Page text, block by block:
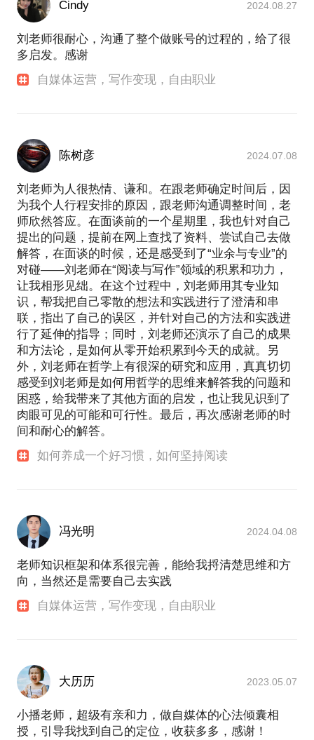
Cindy 2024.08.27
刘老师很耐心，沟通了整个做账号的过程的，给了很
多启发。感谢
自媒体运营，写作变现，自由职业
陈树彦 2024.07.08
刘老师为人很热情、谦和。在跟老师确定时间后，因
为我个人行程安排的原因，跟老师沟通调整时间，老
师欣然答应。在面谈前的一个星期里，我也针对自己
提出的问题，提前在网上查找了资料、尝试自己去做
解答，在面谈的时候，还是感受到了“业余与专业”的
对碰——刘老师在“阅读与写作”领域的积累和功力，
让我相形见绌。在这个过程中，刘老师用其专业知
识，帮我把自己零散的想法和实践进行了澄清和串
联，指出了自己的误区，并针对自己的方法和实践进
行了延伸的指导；同时，刘老师还演示了自己的成果
和方法论，是如何从零开始积累到今天的成就。另
外，刘老师在哲学上有很深的研究和应用，真真切切
感受到刘老师是如何用哲学的思维来解答我的问题和
困惑，给我带来了其他方面的启发，也让我见识到了
肉眼可见的可能和可行性。最后，再次感谢老师的时
间和耐心的解答。
如何养成一个好习惯，如何坚持阅读
冯光明 2024.04.08
老师知识框架和体系很完善，能给我捋清楚思维和方
向，当然还是需要自己去实践
自媒体运营，写作变现，自由职业
大历历 2023.05.07
小播老师，超级有亲和力，做自媒体的心法倾囊相
授，引导我找到自己的定位，收获多多，感谢！